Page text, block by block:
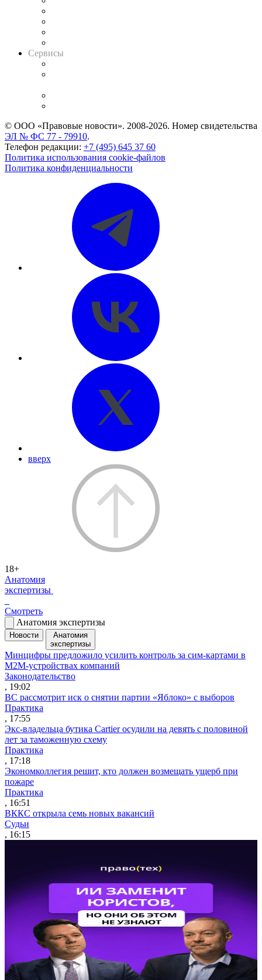
Сервисы
© ООО «Правовые новости». 2008-2026. Номер свидетельства
ЭЛ № ФС 77 - 79910.
Телефон редакции: +7 (495) 645 37 60
Политика использования cookie-файлов
Политика конфиденциальности
вверх
18+
Анатомия
экспертизы
Смотреть
Анатомия экспертизы
Новости
Анатомия
экспертизы
Минцифры предложило усилить контроль за сим-картами в
M2M-устройствах компаний
Законодательство
, 19:02
ВС рассмотрит иск о снятии партии «Яблоко» с выборов
Практика
, 17:55
Экс-владельца бутика Cartier осудили на девять с половиной
лет за таможенную схему
Практика
, 17:18
Экономколлегия решит, кто должен возмещать ущерб при
пожаре
Практика
, 16:51
ВККС открыла семь новых вакансий
Судьи
, 16:15